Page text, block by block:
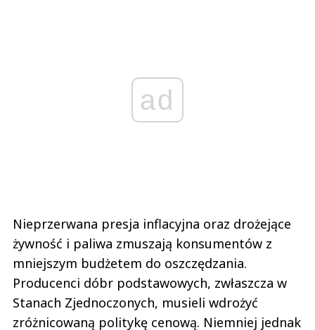
ad
Nieprzerwana presja inflacyjna oraz drożejące
żywność i paliwa zmuszają konsumentów z
mniejszym budżetem do oszczędzania.
Producenci dóbr podstawowych, zwłaszcza w
Stanach Zjednoczonych, musieli wdrożyć
zróżnicowaną politykę cenową. Niemniej jednak